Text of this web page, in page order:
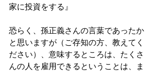
家に投資をする』
恐らく、孫正義さんの言葉であったか
と思いますが（ご存知の方、教えてく
ださい）、意味するところは、たくさ
んの人を雇用できるということは、ま